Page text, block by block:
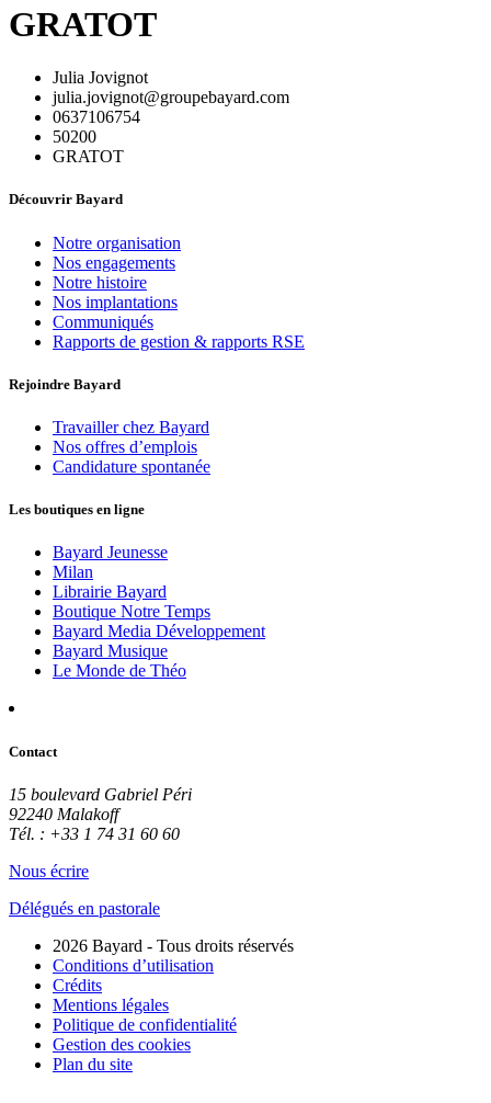
GRATOT
Julia Jovignot
julia.jovignot@groupebayard.com
0637106754
50200
GRATOT
Découvrir Bayard
Notre organisation
Nos engagements
Notre histoire
Nos implantations
Communiqués
Rapports de gestion & rapports RSE
Rejoindre Bayard
Travailler chez Bayard
Nos offres d’emplois
Candidature spontanée
Les boutiques en ligne
Bayard Jeunesse
Milan
Librairie Bayard
Boutique Notre Temps
Bayard Media Développement
Bayard Musique
Le Monde de Théo
Contact
15 boulevard Gabriel Péri
92240 Malakoff
Tél. : +33 1 74 31 60 60
Nous écrire
Délégués en pastorale
2026 Bayard - Tous droits réservés
Conditions d’utilisation
Crédits
Mentions légales
Politique de confidentialité
Gestion des cookies
Plan du site